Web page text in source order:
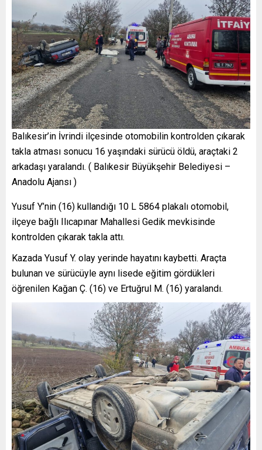
Balıkesir’in İvrindi ilçesinde otomobilin kontrolden çıkarak
takla atması sonucu 16 yaşındaki sürücü öldü, araçtaki 2
arkadaşı yaralandı. ( Balıkesir Büyükşehir Belediyesi –
Anadolu Ajansı )
Yusuf Y’nin (16) kullandığı 10 L 5864 plakalı otomobil,
ilçeye bağlı Ilıcapınar Mahallesi Gedik mevkisinde
kontrolden çıkarak takla attı.
Kazada Yusuf Y. olay yerinde hayatını kaybetti. Araçta
bulunan ve sürücüyle aynı lisede eğitim gördükleri
öğrenilen Kağan Ç. (16) ve Ertuğrul M. (16) yaralandı.